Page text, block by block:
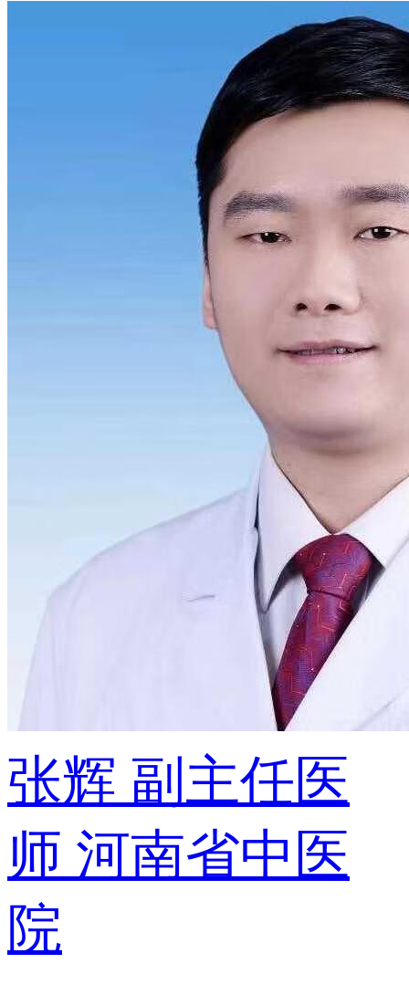
张辉 副主任医
师 河南省中医
院